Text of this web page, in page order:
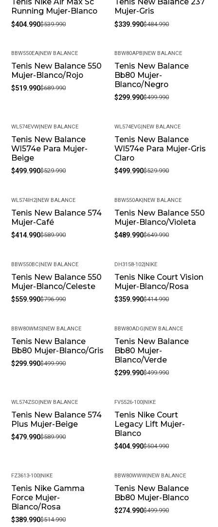
Running Mujer-Blanco
$404.990$539.990
Mujer-Gris
$339.990$484.990
-25%
BBW550EA| NEW BALANCE
Tenis New Balance 550
Mujer-Blanco/Rojo
$519.990$689.990
-40%
BBW80APB NEW BALANCE
Tenis New Balance
Bb80 Mujer-
Blanco/Negro
$299.990$499.990
-6%
WL574EVW| NEW BALANCE
Tenis New Balance
Wl574e Para Mujer-
Beige
$499.990$529.990
-6%
WL574EVG NEW BALANCE
Tenis New Balance
Wl574e Para Mujer-Gris
Claro
$499.990$529.990
-30%
WL574IH2| NEW BALANCE
Tenis New Balance 574
Mujer-Café
$414.990$589.990
-25%
BBW550AK NEW BALANCE
Tenis New Balance 550
Mujer-Blanco/Violeta
$489.990$649.990
-30%
BBW550BC NEW BALANCE
Tenis New Balance 550
Mujer-Blanco/Celeste
$559.990$796.990
-13%
DH3158-102| NIKE
Tenis Nike Court Vision
Mujer-Blanco/Rosa
$359.990$414.990
-40%
BBW80WMS| NEW BALANCE
Tenis New Balance
Bb80 Mujer-Blanco/Gris
$299.990$499.990
-40%
BBW80ADG NEW BALANCE
Tenis New Balance
Bb80 Mujer-
Blanco/Verde
$299.990$499.990
-19%
WL574ZSO|NEW BALANCE
Tenis New Balance 574
Plus Mujer-Beige
$479.990$589.990
-20%
FV5526-100|NIKE
Tenis Nike Court
Legacy Lift Mujer-
Blanco
$404.990$504.990
-24%
FZ3613-100|NIKE
Tenis Nike Gamma
Force Mujer-
Blanco/Rosa
$389.990$514.990
-45%
BBW80WWW|NEW BALANCE
Tenis New Balance
Bb80 Mujer-Blanco
$274.990$499.990